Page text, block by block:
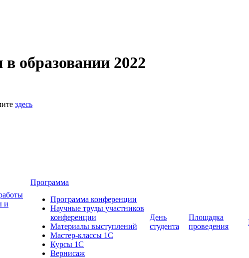
образовании 2022
здесь
и
Программа
Программа конференции
Научные труды участников
конференции
Материалы выступлений
Мастер-классы 1С
Курсы 1С
Вернисаж
День
студента
Площадка
проведения